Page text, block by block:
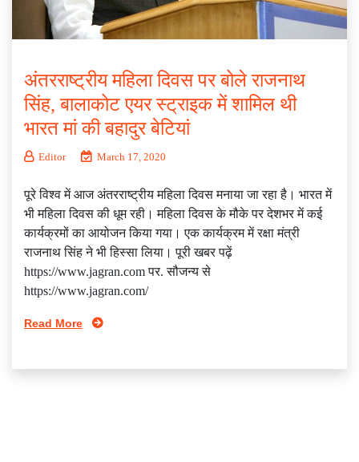
अंतरराष्ट्रीय महिला दिवस पर बोले राजनाथ
सिंह, बालाकोट एयर स्ट्राइक में शामिल थी
भारत मां की बहादुर बेटियां
Editor March 17, 2020
पूरे विश्व में आज अंतरराष्ट्रीय महिला दिवस मनाया जा रहा है। भारत में
भी महिला दिवस की धूम रही। महिला दिवस के मौके पर देशभर में कई
कार्यक्रमों का आयोजन किया गया। एक कार्यक्रम में रक्षा मंत्री
राजनाथ सिंह ने भी हिस्सा लिया। पूरी खबर पढ़ें
https://www.jagran.com पर. सौजन्य से
https://www.jagran.com/
Read More